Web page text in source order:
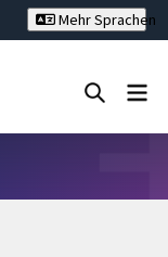
Mehr Sprachen